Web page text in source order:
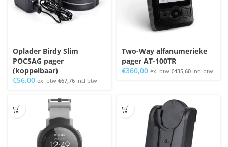
Oplader Birdy Slim
POCSAG pager
(koppelbaar)
€56,00 ex. btw €67,76 incl btw
Two-Way alfanumerieke
pager AT-100TR
€360,00 ex. btw €435,60 incl btw